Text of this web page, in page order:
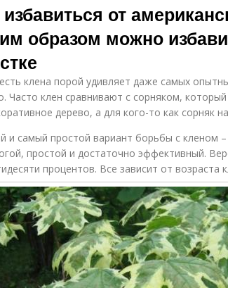
избавиться от
образом можно
клена порой удивляет даже самых
Часто клен сравнивают с сорняком,
дерево, а для кого-то как сорняк
и самый простой вариант борьбы с кленом
простой и достаточно эффективный.
процентов. Все зависит от возраста